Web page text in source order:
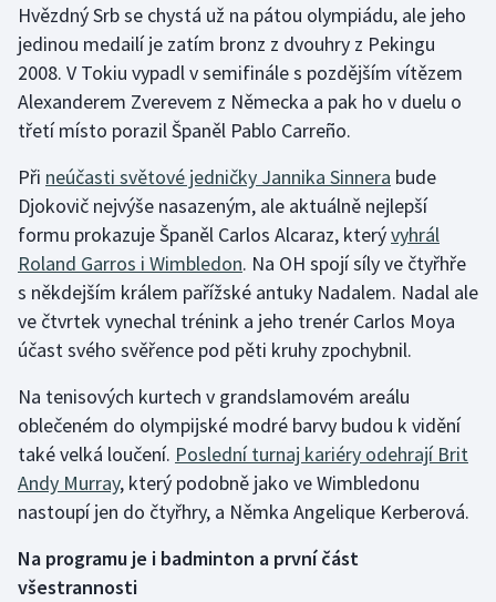
Hvězdný Srb se chystá už na pátou olympiádu, ale jeho
jedinou medailí je zatím bronz z dvouhry z Pekingu
2008. V Tokiu vypadl v semifinále s pozdějším vítězem
Alexanderem Zverevem z Německa a pak ho v duelu o
třetí místo porazil Španěl Pablo Carreño.
Při neúčasti světové jedničky Jannika Sinnera bude
Djokovič nejvýše nasazeným, ale aktuálně nejlepší
formu prokazuje Španěl Carlos Alcaraz, kterývyhrál
Roland Garros i Wimbledon. Na OH spojí síly ve čtyřhře
s někdejším králem pařížské antuky Nadalem. Nadal ale
ve čtvrtek vynechal trénink a jeho trenér Carlos Moya
účast svého svěřence pod pěti kruhy zpochybnil.
Na tenisových kurtech v grandslamovém areálu
oblečeném do olympijské modré barvy budou k vidění
také velká loučení. Poslední turnaj kariéry odehrají Brit
Andy Murray, který podobně jako ve Wimbledonu
nastoupí jen do čtyřhry, a Němka Angelique Kerberová.
Na programu je i badminton a první část
všestrannosti